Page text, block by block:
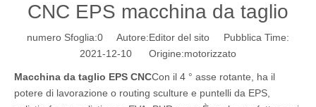
CNC EPS macchina da taglio
numero Sfoglia:0 Autore:Editor del sito Pubblica Time:
2021-12-10 Origine:motorizzato
Macchina da taglio EPS CNCCon il 4 ° asse rotante, ha il
potere di lavorazione o routing sculture e puntelli da EPS,